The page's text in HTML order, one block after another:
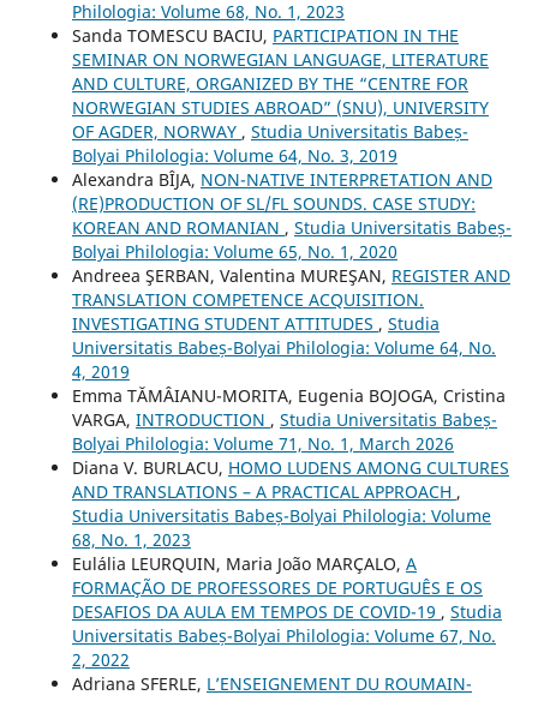
Philologia: Volume 68, No. 1, 2023
Sanda TOMESCU BACIU, PARTICIPATION IN THE
SEMINAR ON NORWEGIAN LANGUAGE, LITERATURE
AND CULTURE, ORGANIZED BY THE “CENTRE FOR
NORWEGIAN STUDIES ABROAD” (SNU), UNIVERSITY
OF AGDER, NORWAY , Studia Universitatis Babeș-
Bolyai Philologia: Volume 64, No. 3, 2019
Alexandra BÎJA, NON-NATIVE INTERPRETATION AND
(RE)PRODUCTION OF SL/FL SOUNDS. CASE STUDY:
KOREAN AND ROMANIAN , Studia Universitatis Babeș-
Bolyai Philologia: Volume 65, No. 1, 2020
Andreea ŞERBAN, Valentina MUREŞAN, REGISTER AND
TRANSLATION COMPETENCE ACQUISITION.
INVESTIGATING STUDENT ATTITUDES , Studia
Universitatis Babeș-Bolyai Philologia: Volume 64, No.
4, 2019
Emma TĂMÂIANU-MORITA, Eugenia BOJOGA, Cristina
VARGA, INTRODUCTION , Studia Universitatis Babeș-
Bolyai Philologia: Volume 71, No. 1, March 2026
Diana V. BURLACU, HOMO LUDENS AMONG CULTURES
AND TRANSLATIONS – A PRACTICAL APPROACH ,
Studia Universitatis Babeș-Bolyai Philologia: Volume
68, No. 1, 2023
Eulália LEURQUIN, Maria João MARÇALO, A
FORMAÇÃO DE PROFESSORES DE PORTUGUÊS E OS
DESAFIOS DA AULA EM TEMPOS DE COVID-19 , Studia
Universitatis Babeș-Bolyai Philologia: Volume 67, No.
2, 2022
Adriana SFERLE, L’ENSEIGNEMENT DU ROUMAIN-